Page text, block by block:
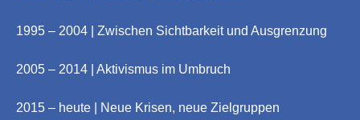
1995 – 2004 | Zwischen Sichtbarkeit und Ausgrenzung
2005 – 2014 | Aktivismus im Umbruch
2015 – heute | Neue Krisen, neue Zielgruppen